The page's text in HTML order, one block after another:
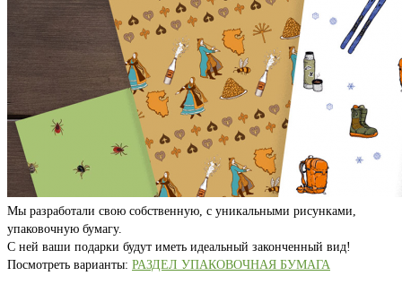
Мы разработали свою собственную, с уникальными рисунками,
упаковочную бумагу.
С ней ваши подарки будут иметь идеальный законченный вид!
Посмотреть варианты: РАЗДЕЛ УПАКОВОЧНАЯ БУМАГА